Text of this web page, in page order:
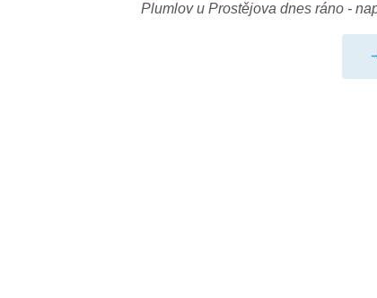
Plumlov u Prostějova dnes ráno -